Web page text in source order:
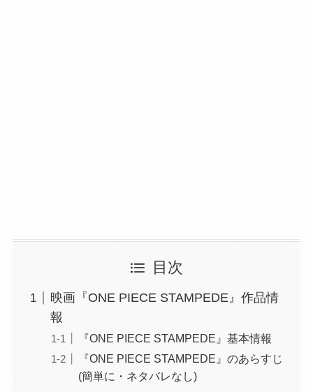
目次
映画『ONE PIECE STAMPEDE』作品情
報
『ONE PIECE STAMPEDE』基本情報
『ONE PIECE STAMPEDE』のあらすじ
(簡単に・ネタバレなし)